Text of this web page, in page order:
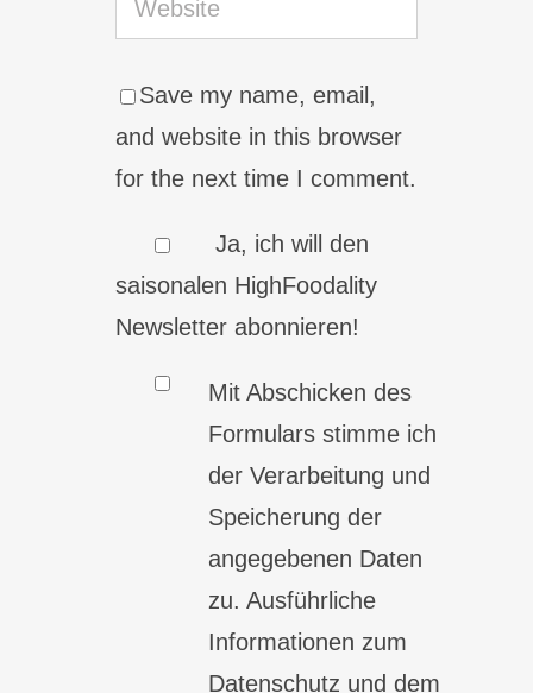
Save my name, email,
and website in this browser
for the next time I comment.
Ja, ich will den
saisonalen HighFoodality
Newsletter abonnieren!
Mit Abschicken des
Formulars stimme ich
der Verarbeitung und
Speicherung der
angegebenen Daten
zu. Ausführliche
Informationen zum
Datenschutz und dem